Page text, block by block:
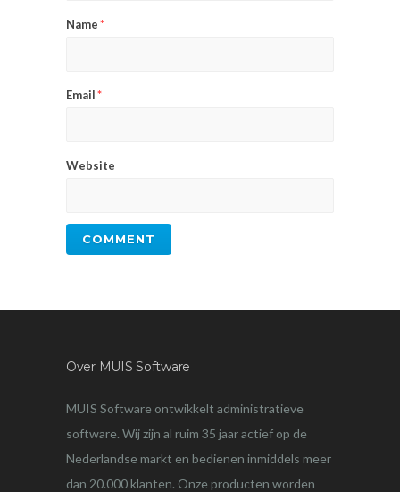
Name*
Email*
Website
Over MUIS Software
MUIS Software ontwikkelt administratieve
software. Wij zijn al ruim 35 jaar actief op de
Nederlandse markt en bedienen inmiddels meer
dan 20.000 klanten. Onze producten worden